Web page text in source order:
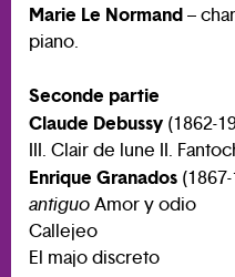
Marie Le Normand–
piano.
Seconde partie
Claude Debussy (1862-
III. Clair de lune II.
Enrique Granados
antiguoAmor y odio
Callejeo
El majo discreto